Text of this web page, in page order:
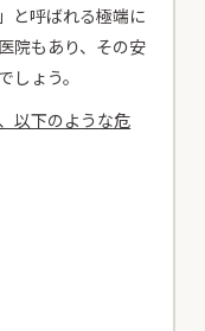
と呼ばれる極端に
院もあり、その安
ょう。
以下のような危